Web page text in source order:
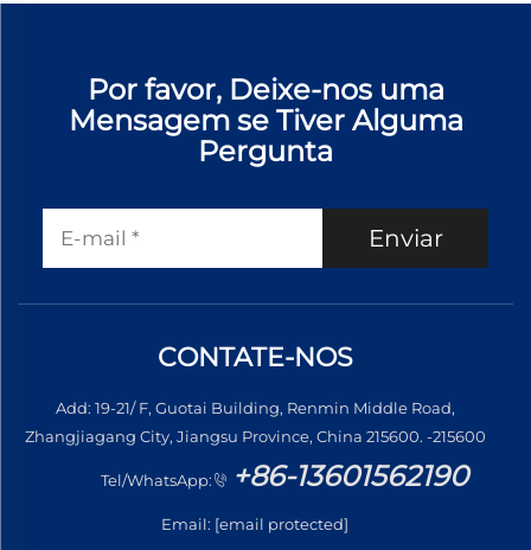
Por favor, Deixe-nos uma
Mensagem se Tiver Alguma
Pergunta
Enviar
CONTATE-NOS
Add: 19-21/ F, Guotai Building, Renmin Middle Road,
Zhangjiagang City, Jiangsu Province, China 215600. -215600
Tel/WhatsApp: +86-13601562190
Email: [email protected]